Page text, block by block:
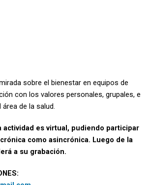
sobre el bienestar en equipos de
con los valores personales, grupales, e
de la salud.
actividad es virtual, pudiendo participar
como asincrónica. Luego de la
a su grabación.